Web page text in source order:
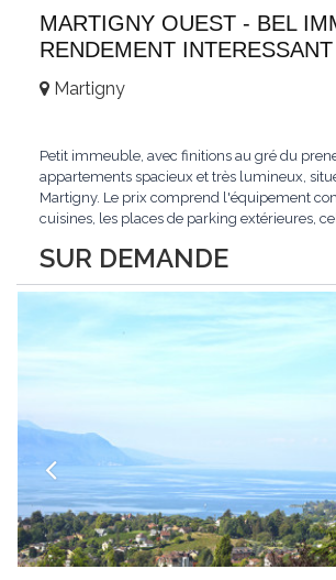
MARTIGNY OUEST - BEL
RENDEMENT
SUR DEMANDE
Martigny
Petit immeuble, avec finitions au gré du
appartements spacieux et très lumineux,
Martigny. Le prix comprend l'équipement
cuisines, les places de parking extérieures,
opportunité exclusive avec un rendement
d'informations...